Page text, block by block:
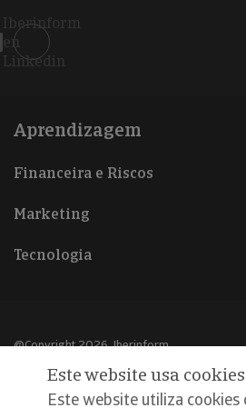
Iberinform
en
Linkedin
Aprendizagem
Financeira e Riscos
Marketing
Tecnologia
@Copyright 2026, Iberinform
Este website usa cookies
Este website utiliza cookies